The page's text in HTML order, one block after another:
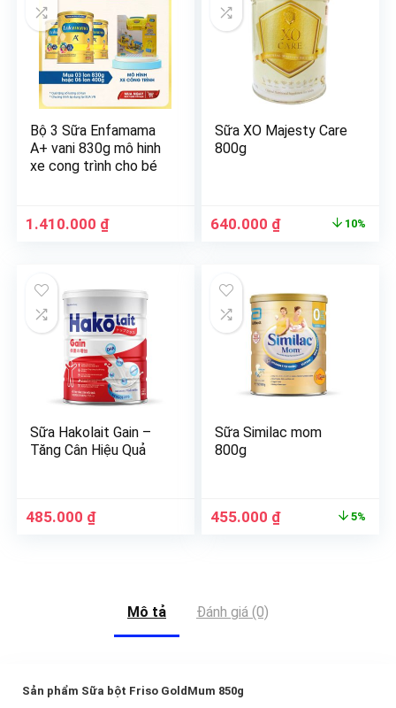
Bộ 3 Sữa Enfamama
A+ vani 830g mô hinh
xe cong trình cho bé
1.410.000 ₫
Sữa XO Majesty Care
800g
640.000 ₫ 10%
Sữa Hakolait Gain –
Tăng Cân Hiệu Quả
485.000 ₫
Sữa Similac mom
800g
455.000 ₫ 5%
Mô tả Đánh giá (0)
Sản phẩm Sữa bột Friso GoldMum 850g